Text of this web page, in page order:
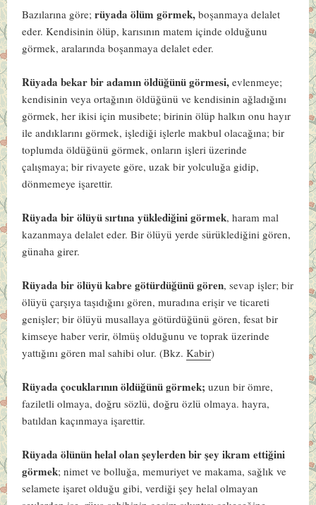
Bazılarına göre;rüyada ölüm görmek,boşanmaya delalet
eder. Kendisinin ölüp, karısının matem içinde olduğunu
görmek, aralarında boşanmaya delalet eder.
Rüyada bekar bir adamın öldüğünü görmesi, evlenmeye;
kendisinin veya ortağının öldüğünü ve kendisinin ağladığını
görmek, her ikisi için musibete; birinin ölüp halkın onu hayır
ile andıklarını görmek, işlediği işlerle makbul olacağına; bir
toplumda öldüğünü görmek, onların işleri üzerinde
çalışmaya; bir rivayete göre, uzak bir yolculuğa gidip,
dönmemeye işarettir.
Rüyada bir ölüyü sırtına yüklediğini görmek, haram mal
kazanmaya delalet eder. Bir ölüyü yerde sürüklediğini gören,
günaha girer.
Rüyada bir ölüyü kabre götürdüğünü gören, sevap işler; bir
ölüyü çarşıya taşıdığını gören, muradına erişir ve ticareti
genişler; bir ölüyü musallaya götürdüğünü gören, fesat bir
kimseye haber verir, ölmüş olduğunu ve toprak üzerinde
yattığını gören mal sahibi olur. (Bkz.Kabir)
Rüyada çocuklarının öldüğünü görmek;uzun bir ömre,
faziletli olmaya, doğru sözlü, doğru özlü olmaya. hayra,
batıldan kaçınmaya işarettir.
Rüyada ölünün helal olan şeylerden bir şey ikram ettiğini
görmek; nimet ve bolluğa, memuriyet ve makama, sağlık ve
selamete işaret olduğu gibi, verdiği şey helal olmayan